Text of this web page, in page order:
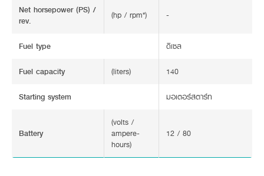
Net horsepower (PS) /
rev.
(hp / rpm*) -
Fuel type ดีเซล
Fuel capacity (liters) 140
Starting system มอเตอร์สตาร์ท
Battery
(volts /
ampere-
hours)
12 / 80